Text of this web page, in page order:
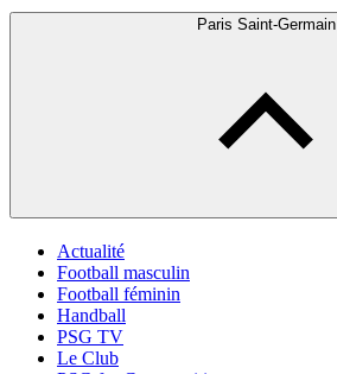
Paris Saint-Germain
Actualité
Football masculin
Football féminin
Handball
PSG TV
Le Club